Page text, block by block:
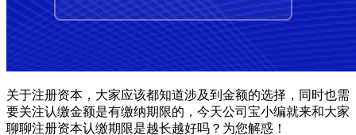
关于注册资本，大家应该都知道涉及到金额的选择，同时也需
要关注认缴金额是有缴纳期限的，今天公司宝小编就来和大家
聊聊注册资本认缴期限是越长越好吗？为您解惑！